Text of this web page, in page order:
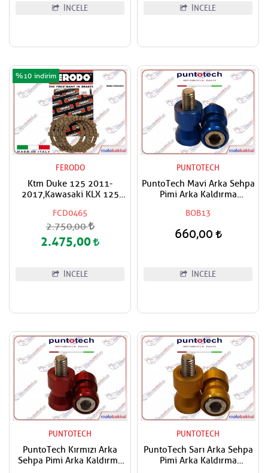
İNCELE İNCELE
FERODO
Ktm Duke 125 2011-
2017,Kawasaki KLX 125
Debriyaj Balata Takımı
FCD0465
%10
2.750,00
2.475,00
İNCELE
PUNTOTECH
PuntoTech Mavi Arka Sehpa
Pimi Arka Kaldırma
Sliders M10
BOB13
660,00
İNCELE
PUNTOTECH
PuntoTech Kırmızı Arka
Sehpa Pimi Arka Kaldırma
PUNTOTECH
PuntoTech Sarı Arka Sehpa
Pimi Arka Kaldırma